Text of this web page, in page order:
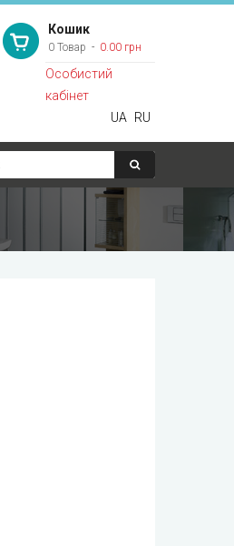
Кошик
0 Товар 0.00 грн
Особистий
кабінет
UA
RU